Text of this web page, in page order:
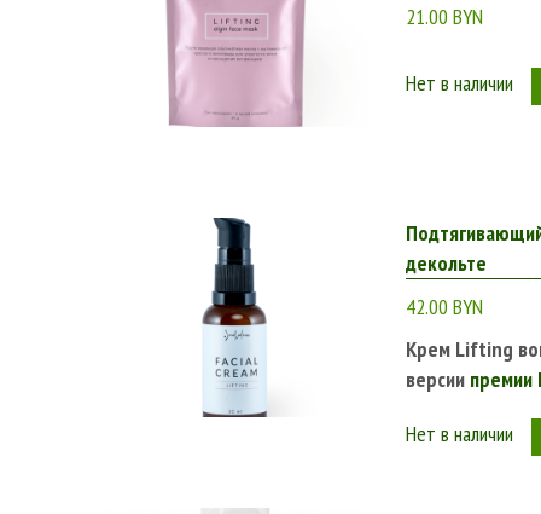
21.00 BYN
Нет в наличии
декольте
42.00 BYN
Крем Lifting
версии премии
Нет в наличии